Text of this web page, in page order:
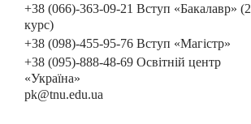
+38 (066)-363-09-21 Вступ «Бакалавр» (2
курс)
+38 (098)-455-95-76 Вступ «Магістр»
+38 (095)-888-48-69 Освітній центр
«Україна»
pk@tnu.edu.ua